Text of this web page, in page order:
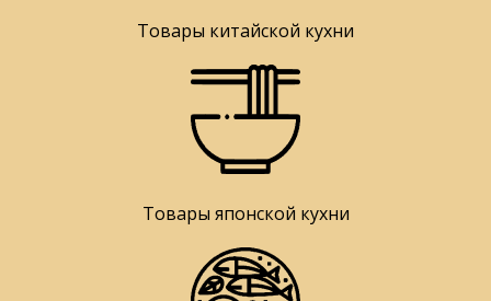
Товары китайской кухни
Товары японской кухни